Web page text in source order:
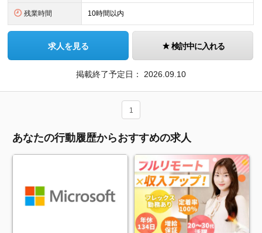
残業時間 10時間以内
求人を見る 検討中に入れる
掲載終了予定日： 2026.09.10
1
あなたの行動履歴からおすすめの求人